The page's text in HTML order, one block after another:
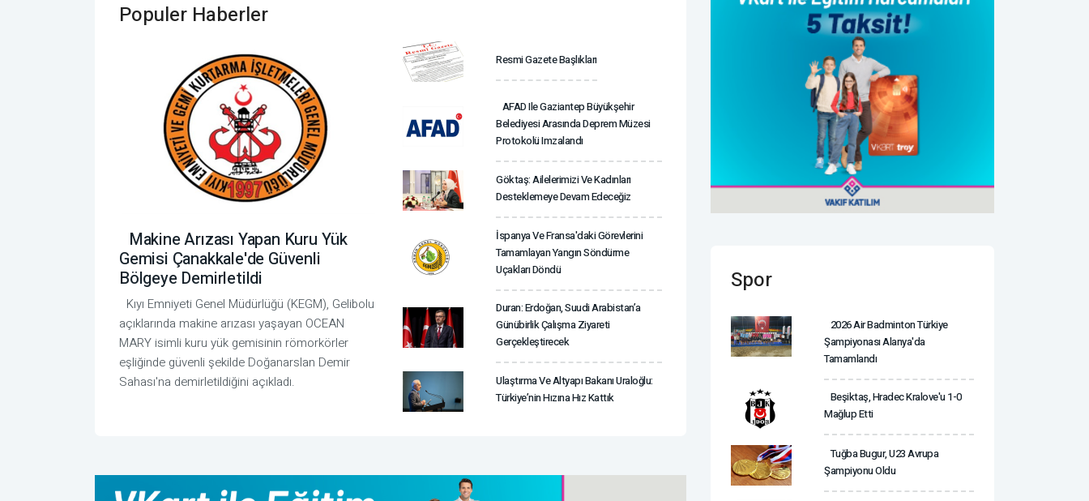
Populer Haberler
Makine Arızası Yapan Kuru Yük
Gemisi Çanakkale'de Güvenli
Bölgeye Demirletildi
Kıyı Emniyeti Genel Müdürlüğü (KEGM), Gelibolu
açıklarında makine arızası yaşayan OCEAN
MARY isimli kuru yük gemisinin römorkörler
eşliğinde güvenli şekilde Doğanarslan Demir
Sahası'na demirletildiğini açıkladı.
Resmi Gazete Başlıkları
AFAD Ile Gaziantep Büyükşehir
Belediyesi Arasında Deprem Müzesi
Protokolü Imzalandı
Göktaş: Ailelerimizi Ve Kadınları
Desteklemeye Devam Edeceğiz
İspanya Ve Fransa'daki Görevlerini
Tamamlayan Yangın Söndürme
Uçakları Döndü
Duran: Erdoğan, Suudi Arabistan’a
Günübirlik Çalışma Ziyareti
Gerçekleştirecek
Ulaştırma Ve Altyapı Bakanı Uraloğlu:
Türkiye’nin Hızına Hız Kattık
Spor
2026 Air Badminton Türkiye
Şampiyonası Alanya'da
Tamamlandı
Beşiktaş, Hradec Kralove'u 1-0
Mağlup Etti
Tuğba Bugur, U23 Avrupa
Şampiyonu Oldu